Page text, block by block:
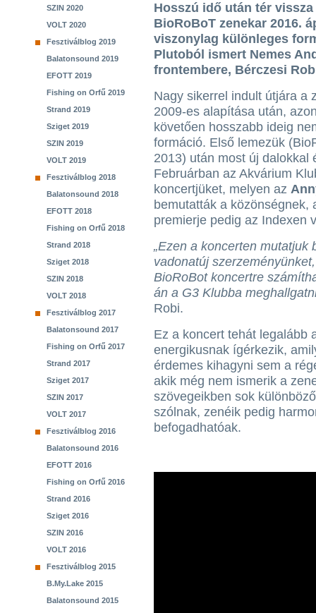
SZIN 2020
VOLT 2020
Fesztiválblog 2019
Balatonsound 2019
EFOTT 2019
Fishing on Orfű 2019
Strand 2019
Sziget 2019
SZIN 2019
VOLT 2019
Fesztiválblog 2018
Balatonsound 2018
EFOTT 2018
Fishing on Orfű 2018
Strand 2018
Sziget 2018
SZIN 2018
VOLT 2018
Fesztiválblog 2017
Balatonsound 2017
Fishing on Orfű 2017
Strand 2017
Sziget 2017
SZIN 2017
VOLT 2017
Fesztiválblog 2016
Balatonsound 2016
EFOTT 2016
Fishing on Orfű 2016
Strand 2016
Sziget 2016
SZIN 2016
VOLT 2016
Fesztiválblog 2015
B.My.Lake 2015
Balatonsound 2015
Hosszú idő után tér
BioRoBoT zenekar 2016.
viszonylag különleges
Plutoból ismert Nemes
frontembere, Bérczesi
Nagy sikerrel indult útjára a
2009-es alapítása után,
követően hosszabb ideig
formáció. Első lemezük
2013) után most új dalokkal
Februárban az Akvárium
koncertjüket, melyen az
bemutatták a közönségnek,
premierje pedig az Indexen
„Ezen a koncerten mutatjuk
vadonatúj
BioRoBot koncertre
án a G3 Klubba
Robi.
Ez a koncert tehát legalább
energikusnak ígérkezik,
érdemes kihagyni sem a
akik még nem ismerik a
szövegeikben sok
szólnak, zenéik pedig
befogadhatóak.